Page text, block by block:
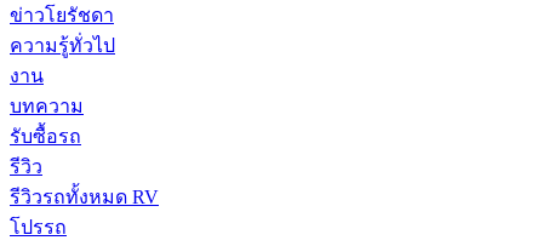
ข่าวโยรัชดา
ความรู้ทั่วไป
งาน
บทความ
รับซื้อรถ
รีวิว
รีวิวรถทั้งหมด RV
โปรรถ